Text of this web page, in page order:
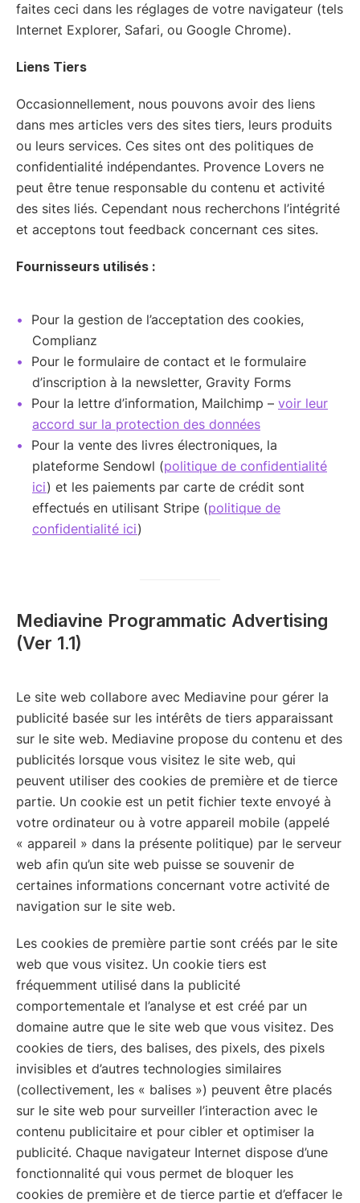
faites ceci dans les réglages de votre navigateur (tels
Internet Explorer, Safari, ou Google Chrome).
Liens Tiers
Occasionnellement, nous pouvons avoir des liens
dans mes articles vers des sites tiers, leurs produits
ou leurs services. Ces sites ont des politiques de
confidentialité indépendantes. Provence Lovers ne
peut être tenue responsable du contenu et activité
des sites liés. Cependant nous recherchons l’intégrité
et acceptons tout feedback concernant ces sites.
Fournisseurs utilisés :
Pour la gestion de l’acceptation des cookies,
Complianz
Pour le formulaire de contact et le formulaire
d’inscription à la newsletter, Gravity Forms
Pour la lettre d’information, Mailchimp – voir leur
accord sur la protection des données
Pour la vente des livres électroniques, la
plateforme Sendowl (politique de confidentialité
ici) et les paiements par carte de crédit sont
effectués en utilisant Stripe (politique de
confidentialité ici)
Mediavine Programmatic Advertising
(Ver 1.1)
Le site web collabore avec Mediavine pour gérer la
publicité basée sur les intérêts de tiers apparaissant
sur le site web. Mediavine propose du contenu et des
publicités lorsque vous visitez le site web, qui
peuvent utiliser des cookies de première et de tierce
partie. Un cookie est un petit fichier texte envoyé à
votre ordinateur ou à votre appareil mobile (appelé
« appareil » dans la présente politique) par le serveur
web afin qu’un site web puisse se souvenir de
certaines informations concernant votre activité de
navigation sur le site web.
Les cookies de première partie sont créés par le site
web que vous visitez. Un cookie tiers est
fréquemment utilisé dans la publicité
comportementale et l’analyse et est créé par un
domaine autre que le site web que vous visitez. Des
cookies de tiers, des balises, des pixels, des pixels
invisibles et d’autres technologies similaires
(collectivement, les « balises ») peuvent être placés
sur le site web pour surveiller l’interaction avec le
contenu publicitaire et pour cibler et optimiser la
publicité. Chaque navigateur Internet dispose d’une
fonctionnalité qui vous permet de bloquer les
cookies de première et de tierce partie et d’effacer le